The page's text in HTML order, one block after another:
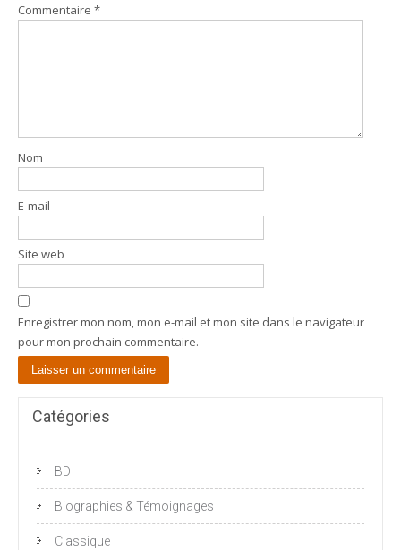
Commentaire *
Nom
E-mail
Site web
Enregistrer mon nom, mon e-mail et mon site dans le navigateur
pour mon prochain commentaire.
Catégories
BD
Biographies & Témoignages
Classique